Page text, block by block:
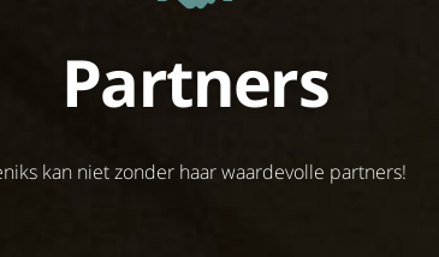
Partners
kan niet zonder haar waardevolle partners!